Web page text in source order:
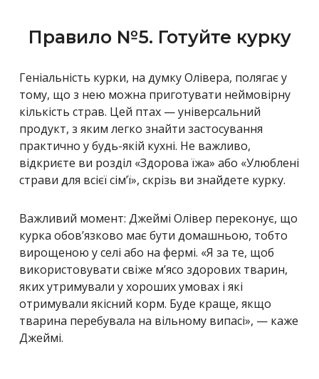
Правило №5. Готуйте курку
Геніальність курки, на думку Олівера, полягає у
тому, що з нею можна приготувати неймовірну
кількість страв. Цей птах — універсальний
продукт, з яким легко знайти застосування
практично у будь-якій кухні. Не важливо,
відкриєте ви розділ «Здорова їжа» або «Улюблені
страви для всієї сім’ї», скрізь ви знайдете курку.
Важливий момент: Джеймі Олівер переконує, що
курка обов’язково має бути домашньою, тобто
вирощеною у селі або на фермі. «Я за те, щоб
використовувати свіже м’ясо здорових тварин,
яких утримували у хороших умовах і які
отримували якісний корм. Буде краще, якщо
тварина перебувала на вільному випасі», — каже
Джеймі.